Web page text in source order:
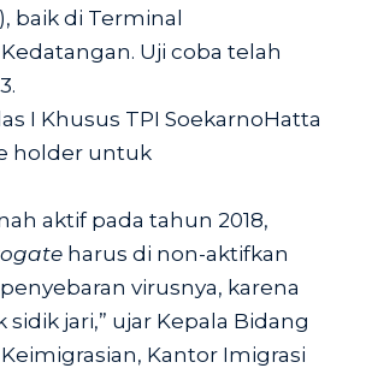
baik di Terminal
Uji coba telah
I Khusus TPI SoekarnoHatta
holder untuk
aktif pada tahun 2018,
harus di non-aktifkan
virusnya, karena
jari,” ujar Kepala Bidang
Kantor Imigrasi